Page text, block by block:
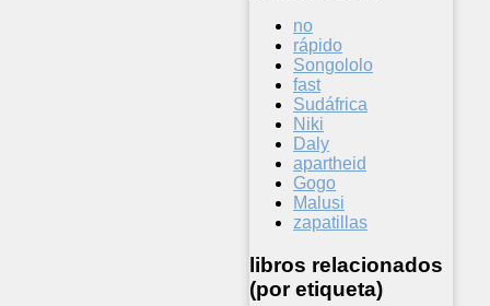
no
rápido
Songololo
fast
Sudáfrica
Niki
Daly
apartheid
Gogo
Malusi
zapatillas
libros relacionados
(por etiqueta)